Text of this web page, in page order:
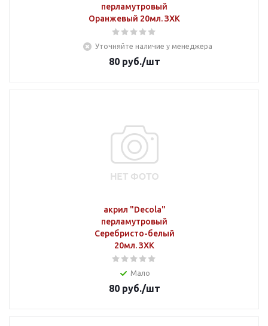
перламутровый
Оранжевый 20мл. ЗХК
Уточняйте наличие у менеджера
80руб./шт
акрил "Decola"
перламутровый
Серебристо-белый
20мл. ЗХК
Мало
80руб./шт